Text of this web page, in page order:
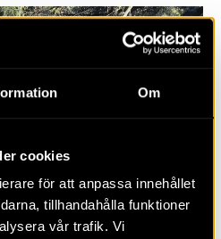
Om
cookies
för att anpassa innehållet
tillhandahålla funktioner
vår trafik. Vi